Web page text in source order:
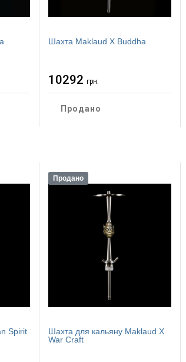
Шахта Maklaud X Buddha
10292 грн.
Продано
Spirit
Продано
Шахта для кальяну Maklaud X
War Craft